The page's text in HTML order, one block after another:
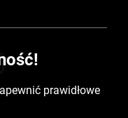
prawidłowe